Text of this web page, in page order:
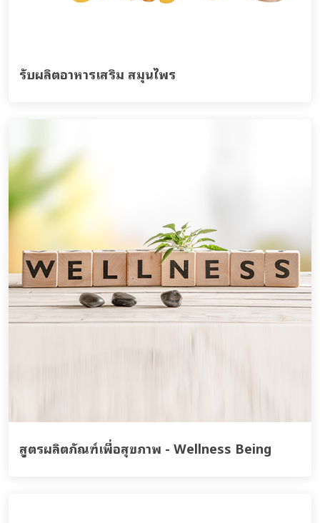
รับผลิตอาหารเสริม สมุนไพร
สูตรผลิตภัณฑ์เพื่อสุขภาพ - Wellness Being